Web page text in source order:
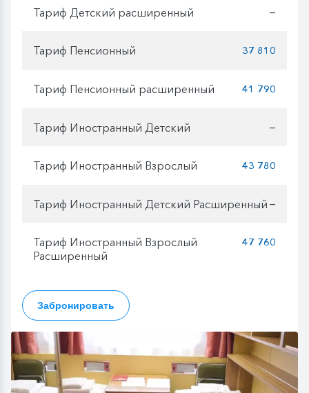
Тариф Детский расширенный —
Тариф Пенсионный 37 810
Тариф Пенсионный расширенный 41 790
Тариф Иностранный Детский —
Тариф Иностранный Взрослый 43 780
Тариф Иностранный Детский Расширенный —
Тариф Иностранный Взрослый
Расширенный
47 760
Забронировать